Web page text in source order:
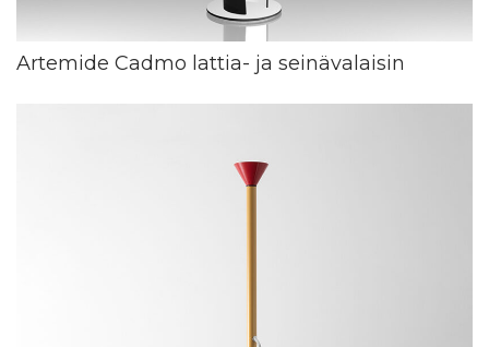
Artemide Cadmo lattia- ja seinävalaisin